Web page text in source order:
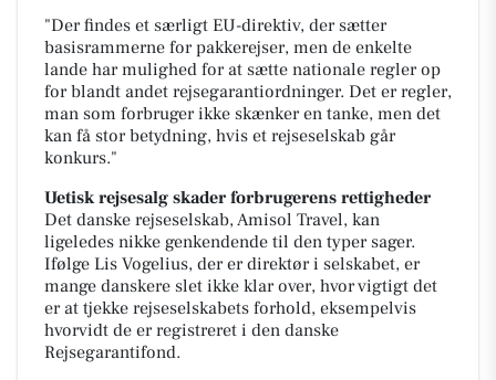
"Der findes et særligt EU-direktiv, der sætter
basisrammerne for pakkerejser, men de enkelte
lande har mulighed for at sætte nationale regler op
for blandt andet rejsegarantiordninger. Det er regler,
man som forbruger ikke skænker en tanke, men det
kan få stor betydning, hvis et rejseselskab går
konkurs."
Uetisk rejsesalg skader forbrugerens rettigheder
Det danske rejseselskab, Amisol Travel, kan
ligeledes nikke genkendende til den typer sager.
Ifølge Lis Vogelius, der er direktør i selskabet, er
mange danskere slet ikke klar over, hvor vigtigt det
er at tjekke rejseselskabets forhold, eksempelvis
hvorvidt de er registreret i den danske
Rejsegarantifond.